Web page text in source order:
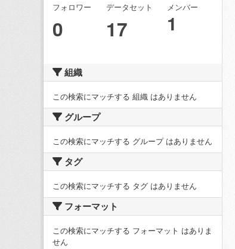
フォロワー
0
データセット
17
メンバー
1
組織
この検索にマッチする 組織 はありません
グループ
この検索にマッチする グループ はありません
タグ
この検索にマッチする タグ はありません
フォーマット
この検索にマッチする フォーマット はありま
せん